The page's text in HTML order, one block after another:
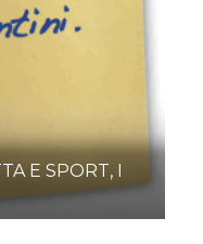
E SPORT, I